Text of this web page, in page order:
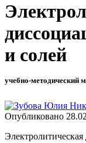
и солей
учебно-методический
Опубликовано